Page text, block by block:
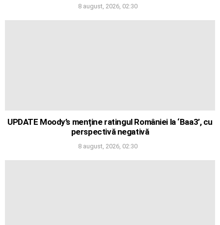
8 august, 2026, 02:30
UPDATE Moody’s menține ratingul României la ‘Baa3’, cu
perspectivă negativă
8 august, 2026, 02:30